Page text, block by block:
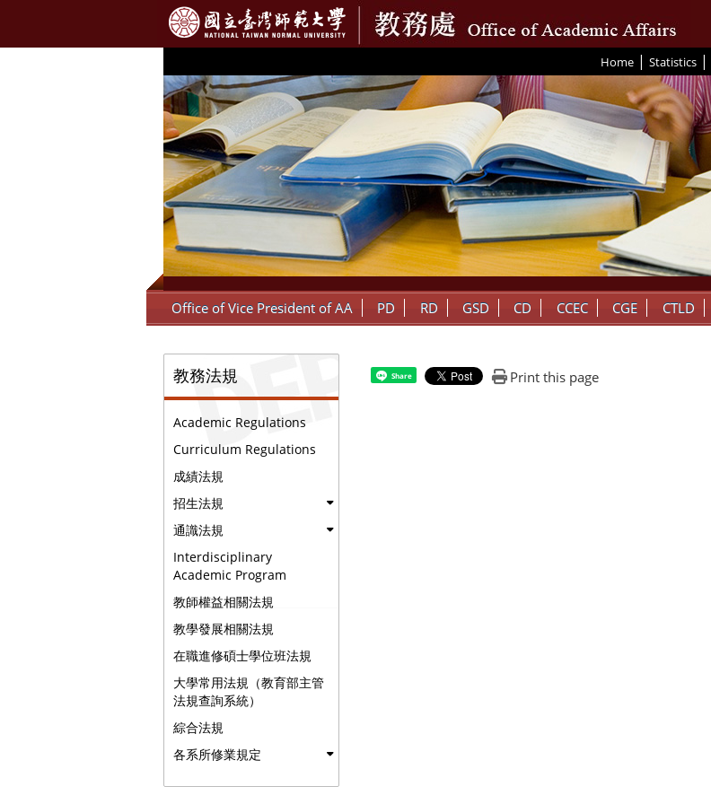
Home | Statistics |
::: Office of Vice President of AA PD RD GSD CD CCEC CGE CTLD
教務法規
Academic Regulations
Curriculum Regulations
成績法規
招生法規
通識法規
Interdisciplinary
Academic Program
教師權益相關法規
教學發展相關法規
在職進修碩士學位班法規
大學常用法規（教育部主管
法規查詢系統）
綜合法規
各系所修業規定
Share Print this page